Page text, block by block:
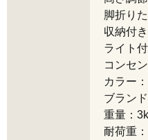
脚折り
収納付
ライト
コンセ
カラー
ブラン
重量：
耐荷重